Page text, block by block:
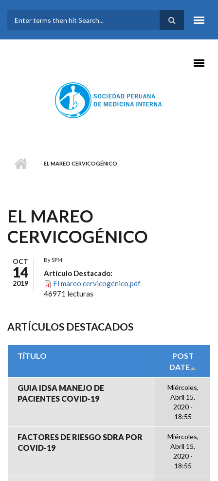
FORMULARIO DE
BÚSQUEDA
EL MAREO CERVICOGÉNICO
EL MAREO
CERVICOGÉNICO
OCT
14
2019
BySPMI
Artículo Destacado:
El mareo cervicogénico.pdf
46971 lecturas
ARTÍCULOS DESTACADOS
TÍTULO
POST
DATE
GUIA IDSA MANEJO DE
PACIENTES COVID-19
Miércoles,
Abril 15,
2020 -
18:55
FACTORES DE RIESGO SDRA POR
COVID-19
Miércoles,
Abril 15,
2020 -
18:55